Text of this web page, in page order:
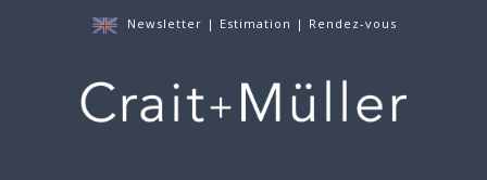
Newsletter | Estimation | Rendez-vous